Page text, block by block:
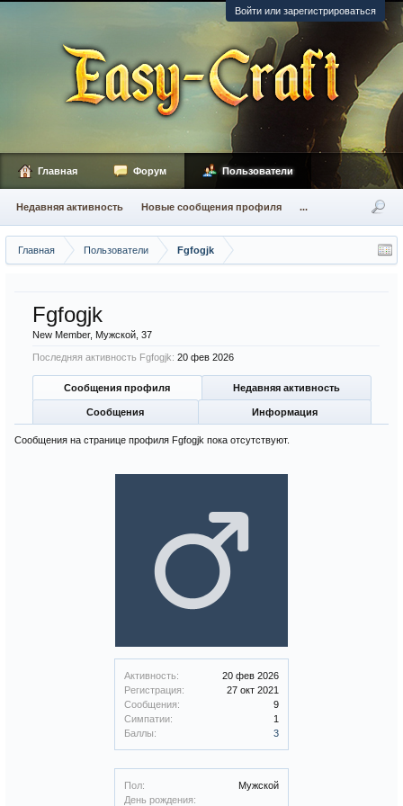
Войти или зарегистрироваться
Главная Пользователи Fgfogjk
Активность:
20 фев 2026
Регистрация:
27 окт 2021
Сообщения:
9
Симпатии:
1
Баллы:
3
Пол:
Мужской
День рождения:
Fgfogjk
New Member, Мужской, 37
Последняя активность Fgfogjk: 20 фев 2026
Сообщения профиля Недавняя активность
Сообщения Информация
Сообщения на странице профиля Fgfogjk пока отсутствуют.
Главная Форум Пользователи
Недавняя активность Новые сообщения профиля ...